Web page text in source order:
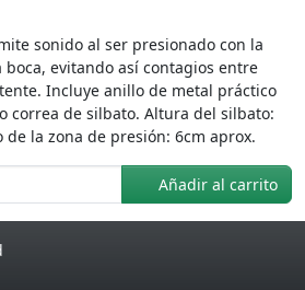
sonido al ser presionado con la
evitando así contagios entre
Incluye anillo de metal práctico
correa de silbato. Altura del silbato:
de la zona de presión: 6cm aprox.
Añadir al carrito